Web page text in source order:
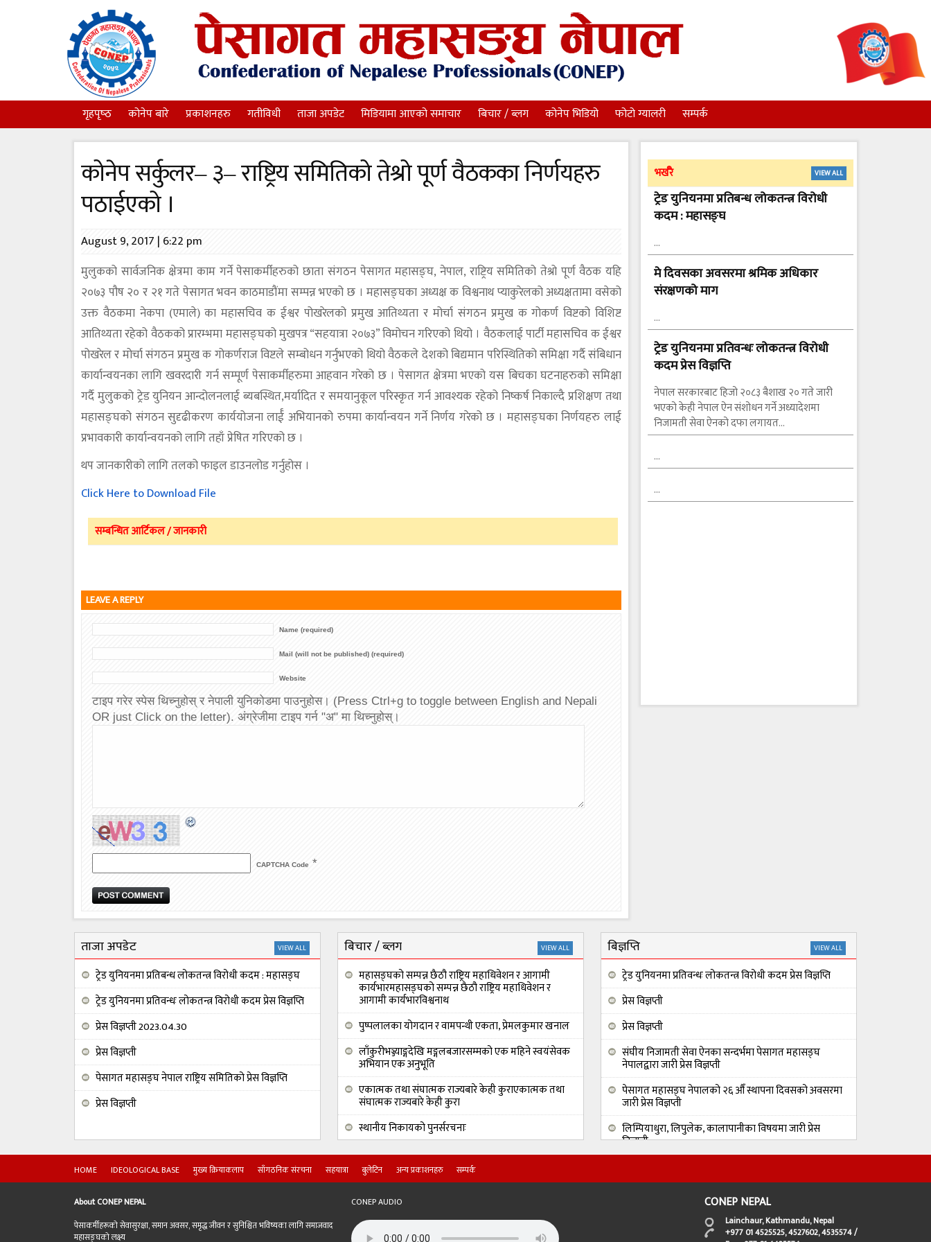
गृहपृष्‍ठ कोनेप बारे प्रकाशनहरु गतीविधी ताजा अपडेट मिडियामा आएको समाचार बिचार / ब्लग कोनेप भिडियो फोटो ग्यालरी सम्पर्क
कोनेप सर्कुलर– ३– राष्ट्रिय समितिको तेश्रो पूर्ण वैठकका निर्णयहरु
पठाईएको ।
August 9, 2017 | 6:22 pm
मुलुकको सार्वजनिक क्षेत्रमा काम गर्ने पेसाकर्मीहरुको छाता संगठन पेसागत महासङ्घ, नेपाल, राष्ट्रिय समितिको तेश्रो पूर्ण वैठक यहि
२०७३ पौष २० र २१ गते पेसागत भवन काठमाडौंमा सम्पन्न भएको छ । महासङ्घका अध्यक्ष क विश्वनाथ प्याकुरेलको अध्यक्षतामा वसेको
उक्त वैठकमा नेकपा (एमाले) का महासचिव क ईश्वर पोखरेलको प्रमुख आतिथ्यता र मोर्चा संगठन प्रमुख क गोकर्ण विष्टको विशिष्ट
आतिथ्यता रहेको वैठकको प्रारम्भमा महासङ्घको मुखपत्र “सहयात्रा २०७३” विमोचन गरिएको थियो । वैठकलाई पार्टी महासचिव क ईश्वर
पोखरेल र मोर्चा संगठन प्रमुख क गोकर्णराज विष्टले सम्बोधन गर्नुभएको थियो वैठकले देशको बिद्यमान परिस्थितिको समिक्षा गर्दै संबिधान
कार्यान्वयनका लागि खवरदारी गर्न सम्पूर्ण पेसाकर्मीहरुमा आहवान गरेको छ । पेसागत क्षेत्रमा भएको यस बिचका घटनाहरुको समिक्षा
गर्दै मुलुकको ट्रेड युनियन आन्दोलनलाई ब्यबस्थित,मर्यादित र समयानुकूल परिस्कृत गर्न आवश्यक रहेको निष्कर्ष निकाल्दै प्रशिक्षण तथा
महासङ्घको संगठन सुदृढीकरण कार्ययोजना लार्ई अभियानको रुपमा कार्यान्वयन गर्ने निर्णय गरेको छ । महासङ्घका निर्णयहरु लाई
प्रभावकारी कार्यान्वयनको लागि तहाँ प्रेषित गरिएको छ ।
थप जानकारीको लागि तलको फाइल डाउनलोड गर्नुहोस ।
Click Here to Download File
सम्बन्धित आर्टिकल / जानकारी
LEAVE A REPLY
Name (required)
Mail (will not be published) (required)
Website
टाइप गरेर स्पेस थिच्नुहोस् र नेपाली युनिकोडमा पाउनुहोस। (Press Ctrl+g to toggle between English and Nepali
OR just Click on the letter). अंग्रेजीमा टाइप गर्न "अ" मा थिच्नुहोस्।
CAPTCHA Code *
भर्खरै VIEW ALL
ट्रेड युनियनमा प्रतिबन्ध लोकतन्त्र विरोधी
कदम : महासङ्घ
…
मे दिवसका अवसरमा श्रमिक अधिकार
संरक्षणको माग
…
ट्रेड युनियनमा प्रतिवन्धः लोकतन्त्र विरोधी
कदम प्रेस विज्ञप्ति
नेपाल सरकारबाट हिजो २०८३ बैशाख २० गते जारी
भएको केही नेपाल ऐन संशोधन गर्ने अध्यादेशमा
निजामती सेवा ऐनको दफा लगायत…
…
…
ताजा अपडेट VIEW ALL
ट्रेड युनियनमा प्रतिबन्ध लोकतन्त्र विरोधी कदम : महासङ्घ
ट्रेड युनियनमा प्रतिवन्धः लोकतन्त्र विरोधी कदम प्रेस विज्ञप्ति
प्रेस विज्ञप्ती 2023.04.30
प्रेस विज्ञप्ती
पेसागत महासङ्घ नेपाल राष्ट्रिय समितिको प्रेस विज्ञप्ति
प्रेस विज्ञप्ती
बिचार / ब्लग VIEW ALL
महासङ्घको सम्पन्न छैठौ राष्ट्रिय महाधिवेशन र आगामी
कार्यभारमहासङ्घको सम्पन्न छैठौ राष्ट्रिय महाधिवेशन र
आगामी कार्यभारविश्वनाथ
पुष्पलालका योगदान र वामपन्थी एकता, प्रेमलकुमार खनाल
लाँकुरीभञ्ज्याङ्गदेखि मङ्गलबजारसम्मको एक महिने स्वयंसेवक
अभियान एक अनुभूति
एकात्मक तथा संघात्मक राज्यबारे केही कुराएकात्मक तथा
संघात्मक राज्यबारे केही कुरा
स्थानीय निकायको पुनर्सरचनाः
जनमुखी निजामती सेवाको आवश्यकता
बिज्ञप्ति VIEW ALL
ट्रेड युनियनमा प्रतिवन्धः लोकतन्त्र विरोधी कदम प्रेस विज्ञप्ति
प्रेस विज्ञप्ती
प्रेस विज्ञप्ती
संघीय निजामती सेवा ऐनका सन्दर्भमा पेसागत महासङ्घ
नेपालद्वारा जारी प्रेस विज्ञप्ती
पेसागत महासङ्घ नेपालको २६ औँ स्थापना दिवसको अवसरमा
जारी प्रेस विज्ञप्ती
लिम्पियाधुरा, लिपुलेक, कालापानीका विषयमा जारी प्रेस
विज्ञप्ती
HOME IDEOLOGICAL BASE मुख्य क्रियाकलाप साँगठनिक संरचना सहयात्रा बुलेटिन अन्य प्रकाशनहरु सम्पर्क
About CONEP NEPAL
पेसाकर्मीहरूको सेवासुरक्षा, समान अवसर, समृद्ध जीवन र सुनिश्चित भविष्यका लागि समाजवाद
महासङ्घको लक्ष्य
CONEP AUDIO CONEP NEPAL
Lainchaur, Kathmandu, Nepal
+977 01 4525525, 4527602, 4535574 /